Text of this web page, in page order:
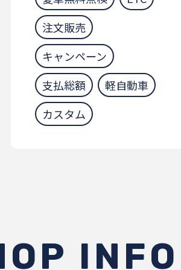
注文販売
キャンペーン
支払総額
軽自動車
カスタム
INFO